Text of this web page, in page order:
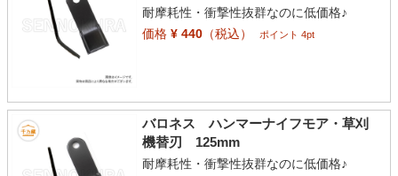
耐摩耗性・衝撃性抜群なのに低価格♪
価格¥ 440（税込） ポイント 4pt
バロネス ハンマーナイフモア・草刈
機替刃 125mm
耐摩耗性・衝撃性抜群なのに低価格♪